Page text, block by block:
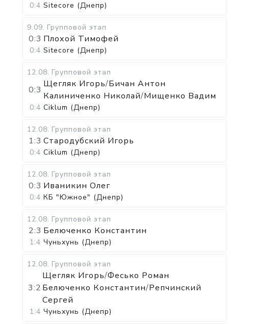
0:4 Sitecore (Днепр)
9.09. Групповой этап
0:3 Плохой Тимофей
0:4 Sitecore (Днепр)
12.08. Групповой этап
0:3
Щегляк Игорь/Бичан Антон
Калиниченко Николай/Мищенко Вадим
0:4 Ciklum (Днепр)
12.08. Групповой этап
1:3 Стародубский Игорь
0:4 Ciklum (Днепр)
12.08. Групповой этап
0:3 Иваникин Олег
0:4 КБ "Южное" (Днепр)
12.08. Групповой этап
2:3 Белюченко Константин
1:4 Чуньхунь (Днепр)
12.08. Групповой этап
3:2
Щегляк Игорь/Фесько Роман
Белюченко Константин/Репчинский
Сергей
1:4 Чуньхунь (Днепр)